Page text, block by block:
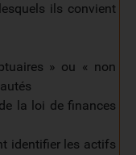
ils convient
» ou « non
la loi de finances
identifier les actifs